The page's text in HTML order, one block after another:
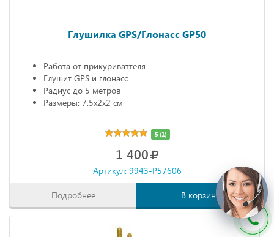
Глушилка GPS/Глонасс GP50
Работа от прикуриваттеля
Глушит GPS и глонасс
Радиус до 5 метров
Размеры: 7.5х2х2 см
5 (1)
1 400
Артикул: 9943-P57606
Подробнее В корзину